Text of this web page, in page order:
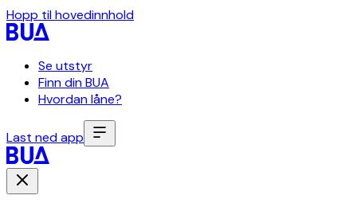
Hopp til hovedinnhold
Se utstyr
Finn din BUA
Hvordan låne?
Last ned app